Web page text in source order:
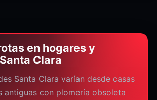
en hogares y
Clara
Santa Clara varían desde casas
antiguas con plomería obsoleta